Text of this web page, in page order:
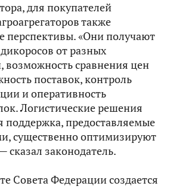
для покупателей
также
перспективы. «Они получают
от разных
возможность сравнения цен
поставок, контроль
и оперативность
Логистические решения
поддержка, предоставляемые
существенно оптимизируют
сказал законодатель.
Совета Федерации создается